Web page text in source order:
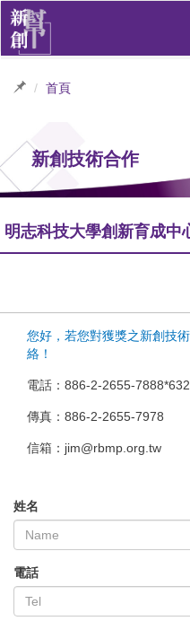
首頁
新創技術合作
明志科技大學創新育成中
您好，若您對獲獎之新創技
絡！
電話：886-2-2655-7888*632
傳真：886-2-2655-7978
信箱：jim@rbmp.org.tw
姓名
電話